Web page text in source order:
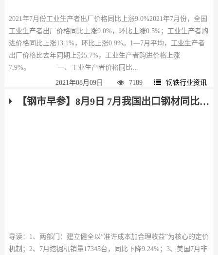
2021年7月份工业生产者出厂价格同比上涨9.0%2021年7月份，全国
工业生产者出厂价格同比上涨9.0%，环比上涨0.5%；工业生产者购
进价格同比上涨13.1%，环比上涨0.9%。1—7月平均，工业生产者
出厂价格比去年同期上涨5.7%，工业生产者购进价格上涨
7.9%。 一、工业生产者价格同比...
2021年08月09日 7189 钢铁行业资讯
【钢市早参】8月9日 7月我国出口钢材同比增长35.6%，挖掘机销量同比下降9.24%
导读：1、两部门：建立健全以“准许成本加合理收益”为核心的定价
机制；2、7月挖掘机销量17345台，同比下降9.24%；3、美国7月非